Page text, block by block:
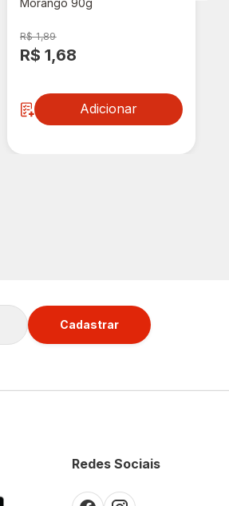
Morango 90g
R$ 1,89
R$ 1,68
Adicionar
Cadastrar
Redes Sociais